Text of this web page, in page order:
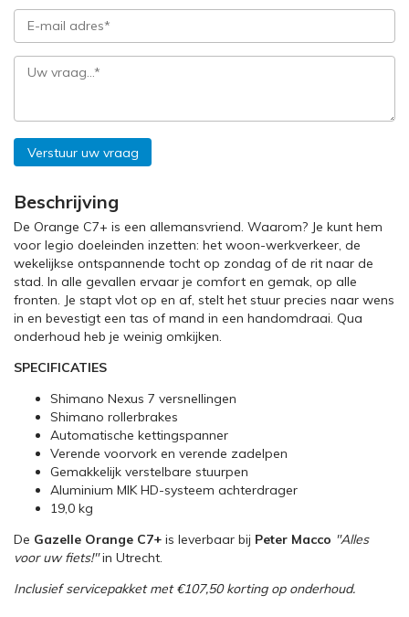
Verstuur uw vraag
Beschrijving
De Orange C7+ is een allemansvriend. Waarom? Je kunt hem
voor legio doeleinden inzetten: het woon-werkverkeer, de
wekelijkse ontspannende tocht op zondag of de rit naar de
stad. In alle gevallen ervaar je comfort en gemak, op alle
fronten. Je stapt vlot op en af, stelt het stuur precies naar wens
in en bevestigt een tas of mand in een handomdraai. Qua
onderhoud heb je weinig omkijken.
SPECIFICATIES
Shimano Nexus 7 versnellingen
Shimano rollerbrakes
Automatische kettingspanner
Verende voorvork en verende zadelpen
Gemakkelijk verstelbare stuurpen
Aluminium MIK HD-systeem achterdrager
19,0 kg
De Gazelle Orange C7+ is leverbaar bij Peter Macco "Alles
voor uw fiets!"in Utrecht.
Inclusief servicepakket met €107,50 korting op onderhoud.